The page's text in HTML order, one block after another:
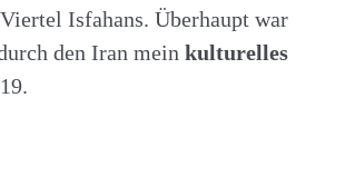
Isfahans. Überhaupt war
den Iran mein kulturelles